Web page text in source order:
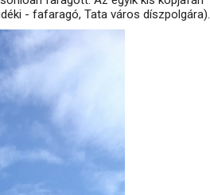
- fafaragó, Tata város díszpolgára).